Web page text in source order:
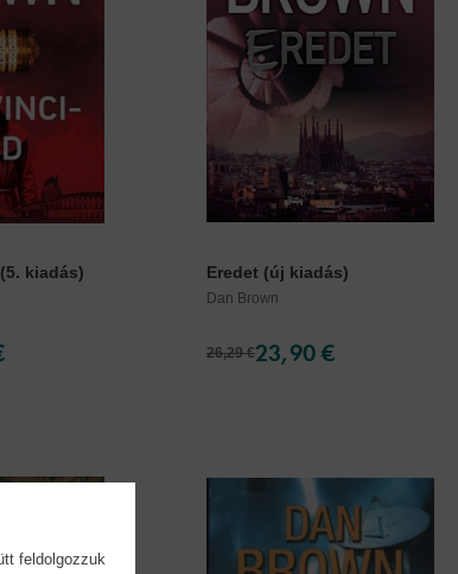
kiadás) Eredet (új kiadás)
Dan Brown
26,29 €23,90 €
feldolgozzuk